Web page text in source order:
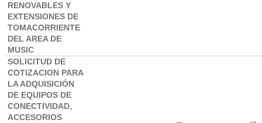
RENOVABLES Y
EXTENSIONES DE
TOMACORRIENTE
DEL AREA DE
MUSIC
SOLICITUD DE
COTIZACION PARA
LA ADQUISICIÓN
DE EQUIPOS DE
CONECTIVIDAD,
ACCESORIOS